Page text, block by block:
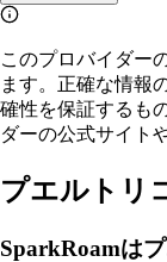
このプロバイダー
ます。正確な情報
確性を保証するも
ダーの公式サイト
プエルトリ
SparkRoamは